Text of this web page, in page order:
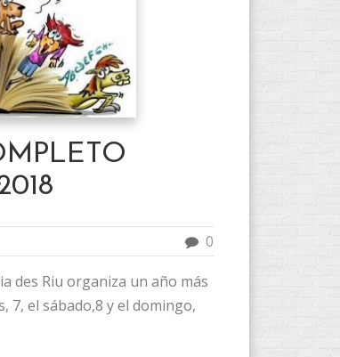
0
des Riu organiza un año más
7, el sábado,8 y el domingo,